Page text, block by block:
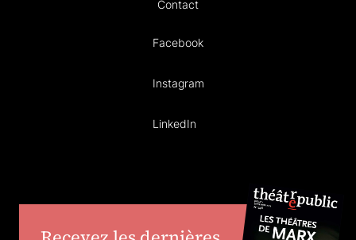
Contact
Facebook
Instagram
LinkedIn